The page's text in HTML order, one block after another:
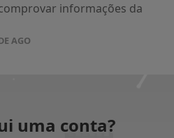
informações da
AGO
uma conta?